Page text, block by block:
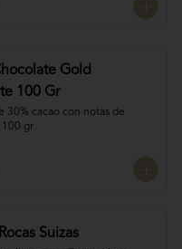
Gold
100 Gr
30% cacao con notas de
100 gr
Suizas